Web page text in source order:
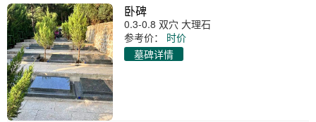
卧碑
0.3-0.8 双穴 大理石
参考价：
时价
墓碑详情